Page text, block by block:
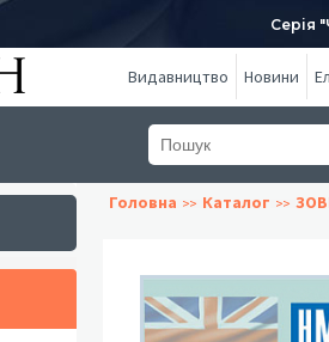
Серія
Видавництво Новини
Головна Каталог